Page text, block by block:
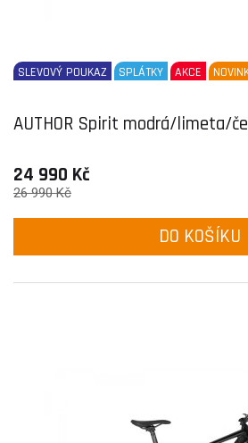
SLEVOVÝ POUKAZ SPLÁTKY AKCE
AUTHOR Spirit modrá/limeta/
24 990 Kč
26 990 Kč
DO KOŠÍKU